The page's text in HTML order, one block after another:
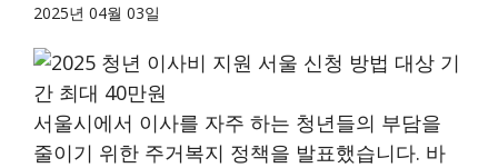
2025년 04월 03일
서울시에서 이사를 자주 하는 청년들의 부담을
줄이기 위한 주거복지 정책을 발표했습니다. 바